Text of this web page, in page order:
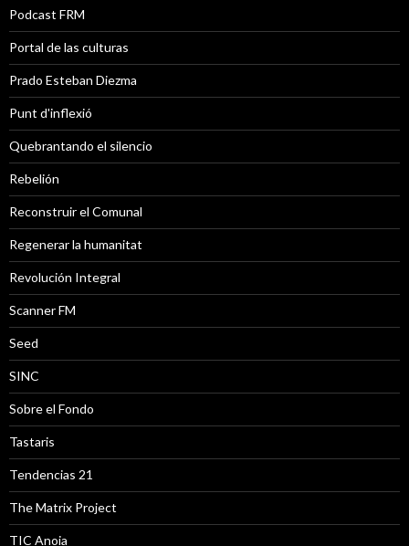
Podcast FRM
Portal de las culturas
Prado Esteban Diezma
Punt d'inflexió
Quebrantando el silencio
Rebelión
Reconstruir el Comunal
Regenerar la humanitat
Revolución Integral
Scanner FM
Seed
SINC
Sobre el Fondo
Tastaris
Tendencias 21
The Matrix Project
TIC Anoia